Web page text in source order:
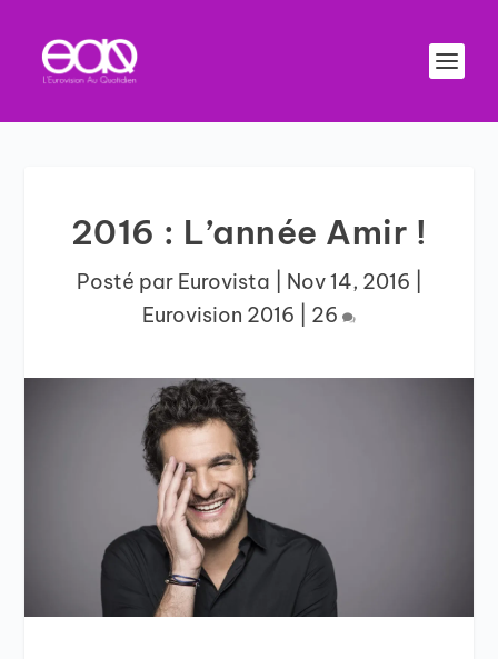
2016 : L’année Amir !
Posté par Eurovista Nov 14, 2016
Eurovision 2016
26